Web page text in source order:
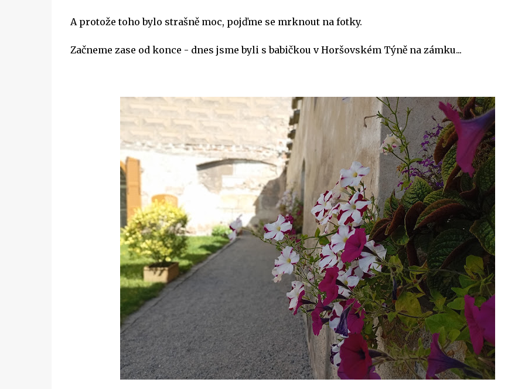
A protože toho bylo strašně moc, pojďme se mrknout na fotky.
Začneme zase od konce - dnes jsme byli s babičkou v Horšovském Týně na zámku...